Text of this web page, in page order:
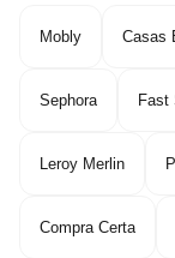
Mobly Casas
Sephora Fast
Leroy Merlin
Compra Certa